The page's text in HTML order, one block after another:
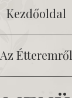
Kezdőoldal
Az Étteremről